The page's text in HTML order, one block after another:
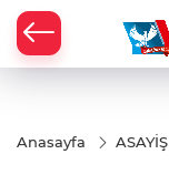
Anasayfa ASAYİŞ